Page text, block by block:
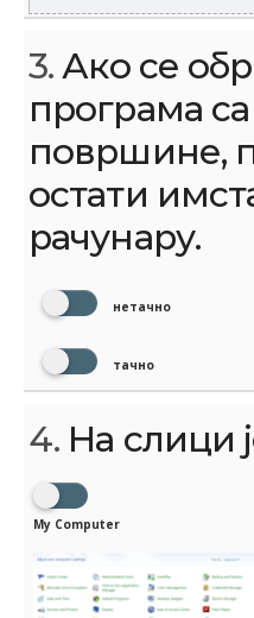
3.Ако се
програма
површине,
остати
рачунару.
нетачно
тачно
4. На слици
My Computer